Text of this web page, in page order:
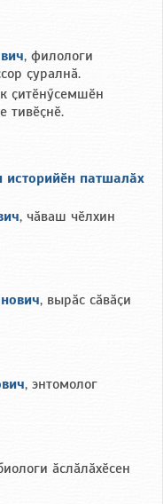
, филологи
ҫуралнӑ.
ҫитӗнӳсемшӗн
тивӗҫнӗ.
патшалӑх
, чӑваш чӗлхин
, вырӑс сӑвӑҫи
, энтомолог
ӑслӑлӑхӗсен